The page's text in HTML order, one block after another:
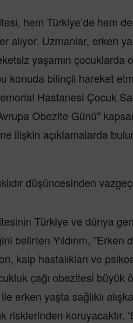
hem Türkiye’de hem
alıyor. Uzmanlar, erken
yaşamın çocuklarda
konuda bilinçli hareket
Hastanesi Çocuk
Obezite Günü"
ilişkin açıklamalarda
düşüncesinden
Türkiye ve dünya
belirten Yıldırım,
kalp hastalıkları ve
çağı obezitesi
erken yaşta sağlıklı
risklerinden koruyacaktır.